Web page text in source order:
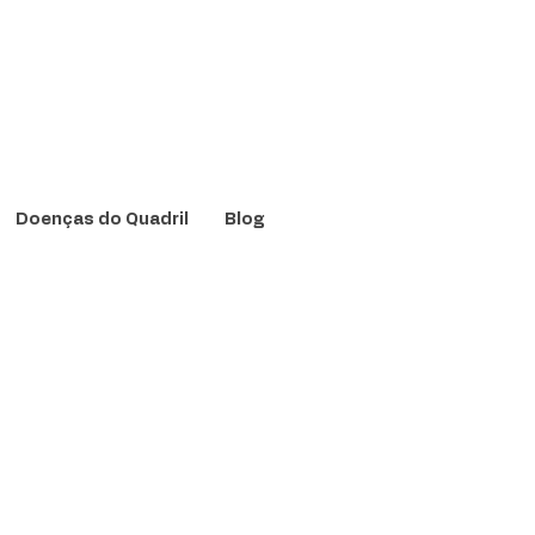
Doenças do Quadril Blog